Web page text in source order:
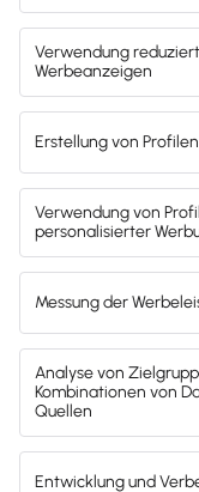
Abläufe
Als Mandant von
schreiben in
Belege hoch und
Einbinden von
einem Mausklick
Über den
vonabinitio
Buchführung
und Sie